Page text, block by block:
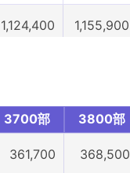
1,124,400 1,155,900
1,324,100 1,358,900
1,420,100 1,459,000
3700部 3800部
361,700 368,500